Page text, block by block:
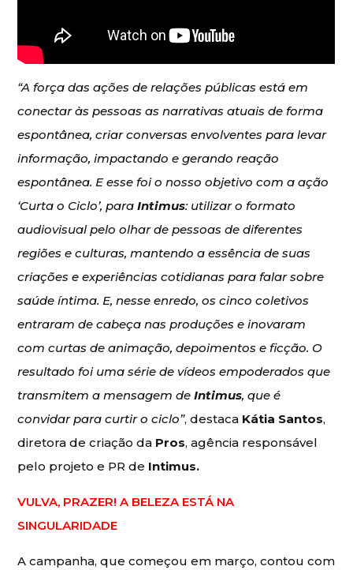
“A força das ações de relações públicas está em
conectar às pessoas as narrativas atuais de forma
espontânea, criar conversas envolventes para levar
informação, impactando e gerando reação
espontânea. E esse foi o nosso objetivo com a ação
‘Curta o Ciclo’, paraIntimus: utilizar o formato
audiovisual pelo olhar de pessoas de diferentes
regiões e culturas, mantendo a essência de suas
criações e experiências cotidianas para falar sobre
saúde íntima. E, nesse enredo, os cinco coletivos
entraram de cabeça nas produções e inovaram
com curtas de animação, depoimentos e ficção. O
resultado foi uma série de vídeos empoderados que
transmitem a mensagem deIntimus, que é
convidar para curtir o ciclo”, destaca Kátia Santos,
diretora de criação da Pros, agência responsável
pelo projeto e PR de Intimus.
VULVA, PRAZER! A BELEZA ESTÁ NA
SINGULARIDADE
A campanha, que começou em março, contou com